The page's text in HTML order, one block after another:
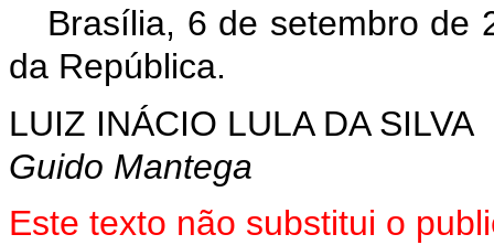
Brasília, 6 de setembro de
da República.
LUIZ INÁCIO LULA DA SILVA
Guido Mantega
Este texto não substitui o